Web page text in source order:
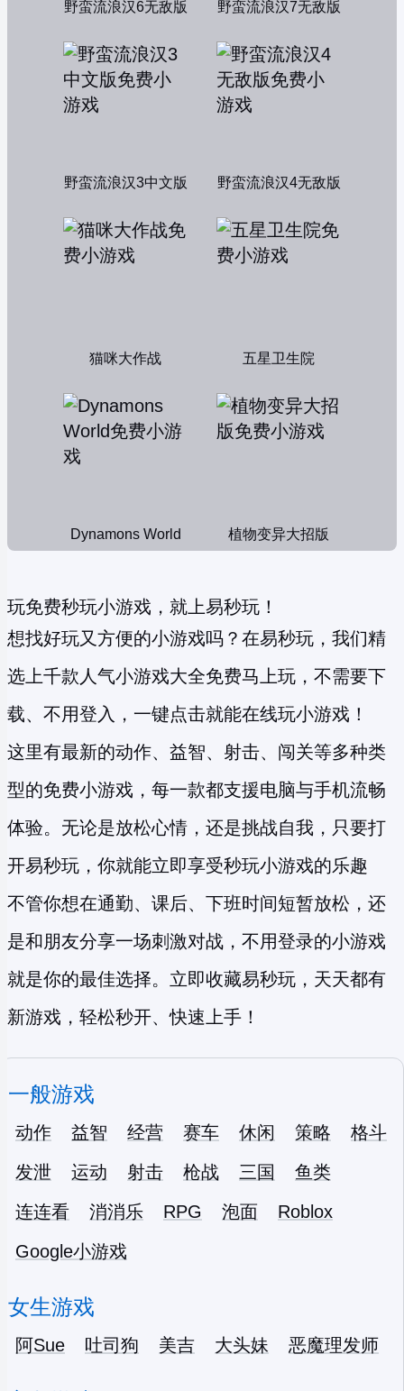
野蛮流浪汉6无敌版 野蛮流浪汉7无敌版
野蛮流浪汉3中文版 野蛮流浪汉4无敌版
猫咪大作战 五星卫生院
Dynamons World 植物变异大招版
玩免费秒玩小游戏，就上易秒玩！
想找好玩又方便的小游戏吗？在易秒玩，我们精
选上千款人气小游戏大全免费马上玩，不需要下
载、不用登入，一键点击就能在线玩小游戏！
这里有最新的动作、益智、射击、闯关等多种类
型的免费小游戏 ，每一款都支援电脑与手机流畅
体验。无论是放松心情，还是挑战自我，只要打
开易秒玩，你就能立即享受秒玩小游戏的乐趣
不管你想在通勤、课后、下班时间短暂放松，还
是和朋友分享一场刺激对战，不用登录的小游戏
就是你的最佳选择。立即收藏易秒玩，天天都有
新游戏，轻松秒开、快速上手！
一般游戏
动作 益智 经营 赛车 休闲 策略
格斗
发泄
运动 射击 枪战 三国
鱼类
连连看
消消乐 RPG 泡面
Roblox
Google小游戏
女生游戏
阿Sue 吐司狗 美吉 大头妹 恶魔理发师